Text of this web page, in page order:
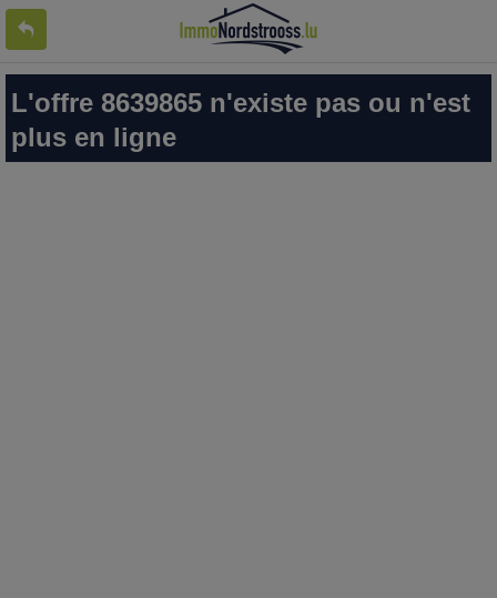
L'offre 8639865 n'existe pas ou n'est
plus en ligne